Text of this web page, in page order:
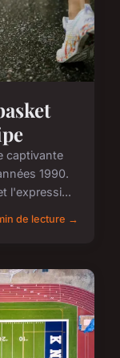
captivante
1990.
l'expressi...
de lecture →